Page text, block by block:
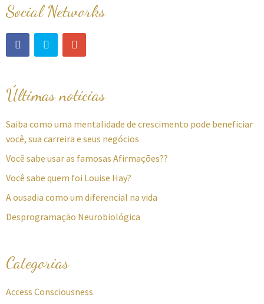
Social Networks
Últimas notícias
Saiba como uma mentalidade de crescimento pode beneficiar
você, sua carreira e seus negócios
Você sabe usar as famosas Afirmações??
Você sabe quem foi Louise Hay?
A ousadia como um diferencial na vida
Desprogramação Neurobiológica
Categorias
Access Consciousness